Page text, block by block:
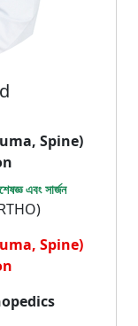
Spine)
এবং সার্জন
Spine)